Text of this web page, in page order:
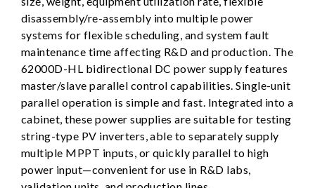
disassembly/re-assembly into multiple power
systems for flexible scheduling, and system fault
maintenance time affecting R&D and production. The
62000D-HL bidirectional DC power supply features
master/slave parallel control capabilities. Single-unit
parallel operation is simple and fast. Integrated into a
cabinet, these power supplies are suitable for testing
string-type PV inverters, able to separately supply
multiple MPPT inputs, or quickly parallel to high
power input—convenient for use in R&D labs,